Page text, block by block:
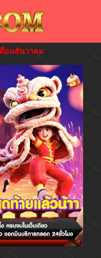
อนธันวาคม